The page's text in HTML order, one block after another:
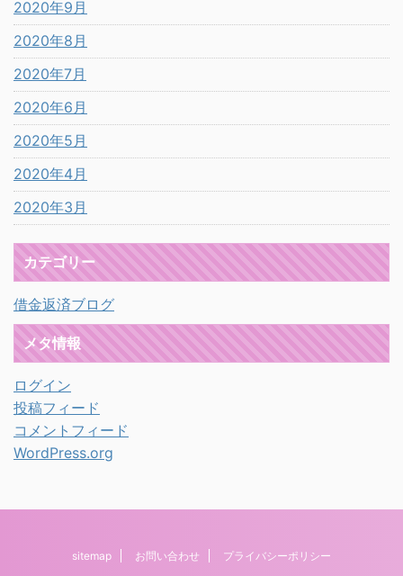
2020年9月
2020年8月
2020年7月
2020年6月
2020年5月
2020年4月
2020年3月
カテゴリー
借金返済ブログ
メタ情報
ログイン
投稿フィード
コメントフィード
WordPress.org
sitemap お問い合わせ プライバシーポリシー